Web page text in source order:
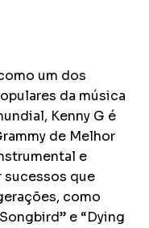
um dos
da música
Kenny G é
de Melhor
e
que
como
e “Dying